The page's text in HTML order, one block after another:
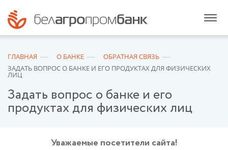
ГЛАВНАЯ О БАНКЕ
ОБРАТНАЯ СВЯЗЬ
ЗАДАТЬ ВОПРОС О БАНКЕ И ЕГО ПРОДУКТАХ ДЛЯ ФИЗИЧЕСКИХ
ЛИЦ
Задать вопрос о банке и его
продуктах для физических лиц
Уважаемые посетители сайта!